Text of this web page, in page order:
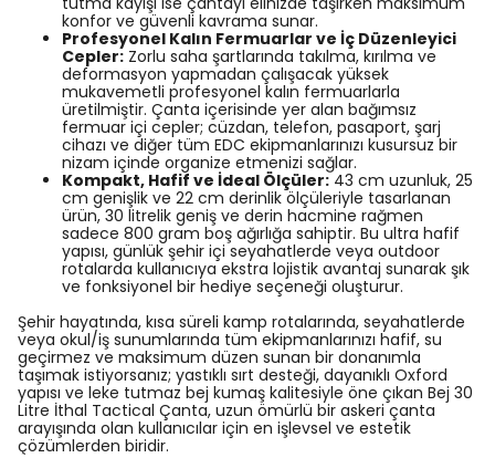
konfor ve güvenli kavrama sunar.
Profesyonel Kalın Fermuarlar ve İç Düzenleyici
Cepler: Zorlu saha şartlarında takılma, kırılma ve
deformasyon yapmadan çalışacak yüksek
mukavemetli profesyonel kalın fermuarlarla
üretilmiştir. Çanta içerisinde yer alan bağımsız
fermuar içi cepler; cüzdan, telefon, pasaport, şarj
cihazı ve diğer tüm EDC ekipmanlarınızı kusursuz bir
nizam içinde organize etmenizi sağlar.
Kompakt, Hafif ve İdeal Ölçüler: 43 cm uzunluk, 25
cm genişlik ve 22 cm derinlik ölçüleriyle tasarlanan
ürün, 30 litrelik geniş ve derin hacmine rağmen
sadece 800 gram boş ağırlığa sahiptir. Bu ultra hafif
yapısı, günlük şehir içi seyahatlerde veya outdoor
rotalarda kullanıcıya ekstra lojistik avantaj sunarak şık
ve fonksiyonel bir hediye seçeneği oluşturur.
Şehir hayatında, kısa süreli kamp rotalarında, seyahatlerde
veya okul/iş sunumlarında tüm ekipmanlarınızı hafif, su
geçirmez ve maksimum düzen sunan bir donanımla
taşımak istiyorsanız; yastıklı sırt desteği, dayanıklı Oxford
yapısı ve leke tutmaz bej kumaş kalitesiyle öne çıkan Bej 30
Litre İthal Tactical Çanta, uzun ömürlü bir askeri çanta
arayışında olan kullanıcılar için en işlevsel ve estetik
çözümlerden biridir.